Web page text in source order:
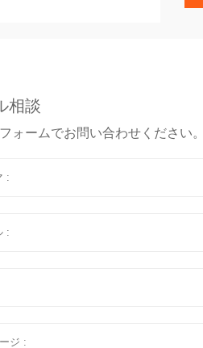
相談
ォームでお問い合わせください。